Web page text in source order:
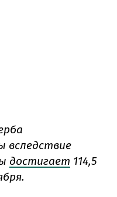
вследствие
достигает 114,5